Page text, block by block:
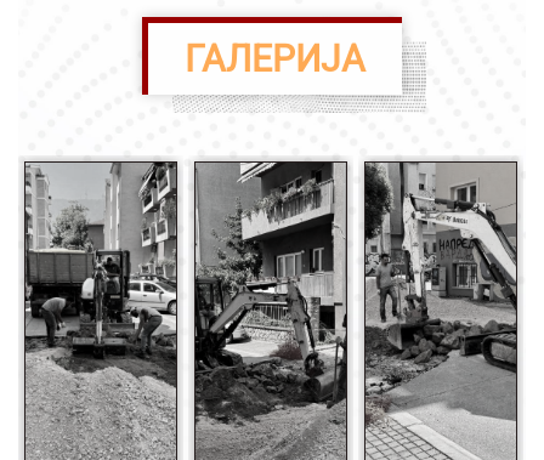
ГАЛЕРИЈА